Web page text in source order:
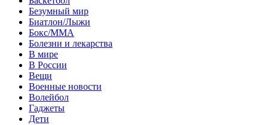
Безумный мир
Биатлон/Лыжи
Бокс/MMA
Болезни и лекарства
В мире
В России
Вещи
Военные новости
Волейбол
Гаджеты
Дети